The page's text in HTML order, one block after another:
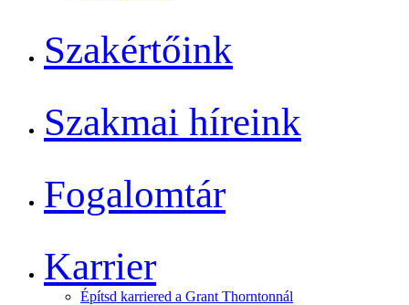
Szakértőink
Szakmai híreink
Fogalomtár
Karrier
Építsd karriered a Grant Thorntonnál